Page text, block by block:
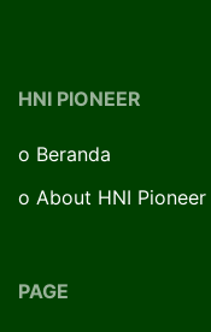
HNI PIONEER
o Beranda
o About HNI Pioneer
PAGE